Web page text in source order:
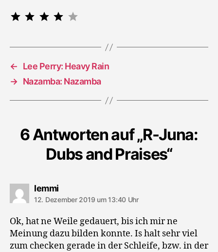
⭐
←
Lee Perry: Heavy Rain
→ Nazamba: Nazamba
6 Antworten auf „R-Juna:
Dubs and Praises“
lemmisagt:
12. Dezember 2019 um 13:40 Uhr
Ok, hat ne Weile gedauert, bis ich mir ne
Meinung dazu bilden konnte. Is halt sehr viel
zum checken gerade in der Schleife, bzw. in der